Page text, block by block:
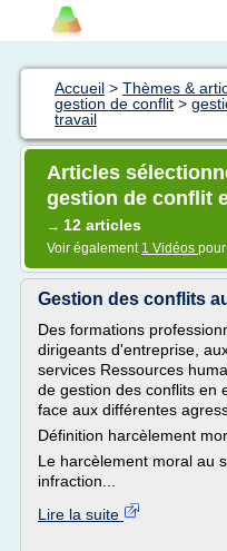
Accueil > Thèmes &
gestion de conflit >
travail
Articles
gestion de conflit
→ 12 articles
Voir également 1 Vidéos
Gestion des conflits
Des formations
dirigeants d'entreprise,
services Ressources
de gestion des conflits en
face aux différentes
Définition harcèlement
Le harcèlement moral au
infraction...
Lire la suite